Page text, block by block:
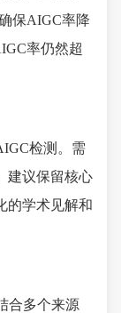
保AIGC率降
率仍然超
检测。需
建议保留核心
的学术见解和
合多个来源